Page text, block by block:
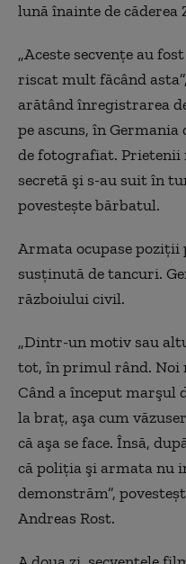
lună înainte de
„Aceste secvenţe au
riscat mult făcând
arătând înregistrarea
pe ascuns, în
de fotografiat. Prietenii
secretă şi s-au suit în
povestește bărbatul.
Armata ocupase poziţii
susţinută de tancuri.
războiului civil.
„Dintr-un motiv sau
tot, în primul rând. Noi
Când a început marşul
la braţ, aşa cum
că aşa se face. Însă,
că poliţia şi armata nu
demonstrăm”,
Andreas Rost.